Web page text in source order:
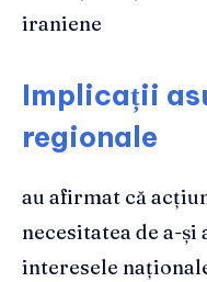
iraniene
Implicații
regionale
au afirmat că
necesitatea de a-
interesele